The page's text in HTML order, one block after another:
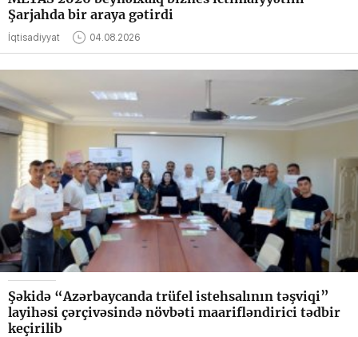
Şarjahda bir araya gətirdi
İqtisadiyyat 04.08.2026
Şəkidə “Azərbaycanda trüfel istehsalının təşviqi”
layihəsi çərçivəsində növbəti maarifləndirici tədbir
keçirilib